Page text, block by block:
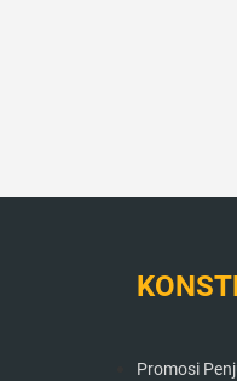
Promosi